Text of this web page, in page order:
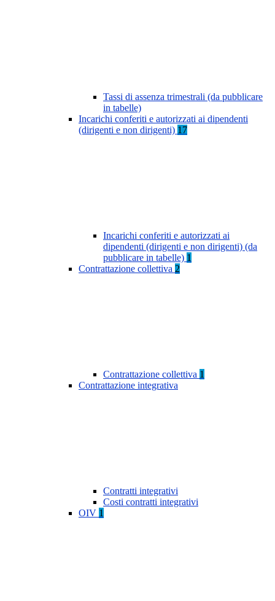
Tassi di assenza trimestrali (da pubblicare
in tabelle)
Incarichi conferiti e autorizzati ai dipendenti
(dirigenti e non dirigenti) 17
Incarichi conferiti e autorizzati ai
dipendenti (dirigenti e non dirigenti) (da
pubblicare in tabelle) 1
Contrattazione collettiva 2
Contrattazione collettiva 1
Contrattazione integrativa
Contratti integrativi
Costi contratti integrativi
OIV 1